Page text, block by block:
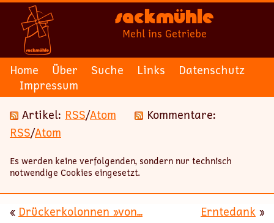
Sackmühle
Mehl ins Getriebe
Home Über Suche Links
Datenschutz
Impressum
Artikel: RSS/Atom
Kommentare:
RSS/Atom
Es werden keine verfolgenden, sondern nur technisch
notwendige Cookies eingesetzt.
« Drückerkolonnen »von... Erntedank »